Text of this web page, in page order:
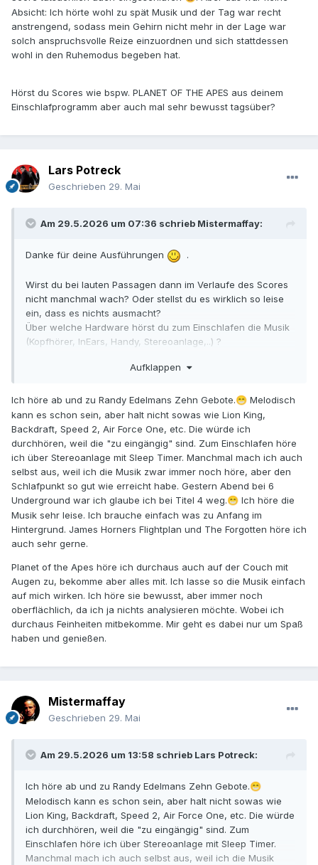
Musik läuft gut nebenbei her, ohne automatisch die
Aufmerksamkeit auf sich zu ziehen. Ich kann mich bei
solcher Musik "geistig" besser abkoppeln und schlafe so
besser ein.
beziehen sich aber mehr darauf, wie ich sie wahrnehme.
Ob mir die Themen gefallen, wie die Instrumentierung ist,
Heute gibt es 6 Underground von Balfe. Diese harsche
Elektronik und die einfachen ruhigen unohrwurmigen
Themen sind perfekt dafür
Absicht: Ich hörte wohl zu spät Musik und der Tag war recht
anstrengend, sodass mein Gehirn nicht mehr in der Lage war
solch anspruchsvolle Reize einzuordnen und sich stattdessen
wohl in den Ruhemodus begeben hat.
Hörst du Scores wie bspw. PLANET OF THE APES aus deinem
Einschlafprogramm aber auch mal sehr bewusst tagsüber?
Lars Potreck
Geschrieben 29. Mai
Am 29.5.2026 um 07:36 schrieb Mistermaffay:
Danke für deine Ausführungen .
Wirst du bei lauten Passagen dann im Verlaufe des Scores
nicht manchmal wach? Oder stellst du es wirklich so leise
ein, dass es nichts ausmacht?
Über welche Hardware hörst du zum Einschlafen die Musik
(Kopfhörer, InEars, Handy, Stereoanlage,..) ?
😅
war keine Absicht: Ich hörte wohl zu spät Musik und der
Tag war recht anstrengend, sodass mein Gehirn nicht mehr
in der Lage war solch anspruchsvolle Reize einzuordnen
und sich stattdessen wohl in den Ruhemodus begeben hat.
Hörst du Scores wie bspw. PLANET OF THE APES aus
deinem Einschlafprogramm aber auch mal sehr bewusst
tagsüber?
Aufklappen
Ich höre ab und zu Randy Edelmans Zehn Gebote.😁 Melodisch
kann es schon sein, aber halt nicht sowas wie Lion King,
Backdraft, Speed 2, Air Force One, etc. Die würde ich
durchhören, weil die "zu eingängig" sind. Zum Einschlafen höre
ich über Stereoanlage mit Sleep Timer. Manchmal mach ich auch
selbst aus, weil ich die Musik zwar immer noch höre, aber den
Schlafpunkt so gut wie erreicht habe. Gestern Abend bei 6
Underground war ich glaube ich bei Titel 4 weg.😁 Ich höre die
Musik sehr leise. Ich brauche einfach was zu Anfang im
Hintergrund. James Horners Flightplan und The Forgotten höre ich
auch sehr gerne.
Planet of the Apes höre ich durchaus auch auf der Couch mit
Augen zu, bekomme aber alles mit. Ich lasse so die Musik einfach
auf mich wirken. Ich höre sie bewusst, aber immer noch
oberflächlich, da ich ja nichts analysieren möchte. Wobei ich
durchaus Feinheiten mitbekomme. Mir geht es dabei nur um Spaß
haben und genießen.
Mistermaffay
Geschrieben 29. Mai
Am 29.5.2026 um 13:58 schrieb Lars Potreck:
Ich höre ab und zu Randy Edelmans Zehn Gebote.😁
Melodisch kann es schon sein, aber halt nicht sowas wie
Lion King, Backdraft, Speed 2, Air Force One, etc. Die würde
ich durchhören, weil die "zu eingängig" sind. Zum
Einschlafen höre ich über Stereoanlage mit Sleep Timer.
Manchmal mach ich auch selbst aus, weil ich die Musik